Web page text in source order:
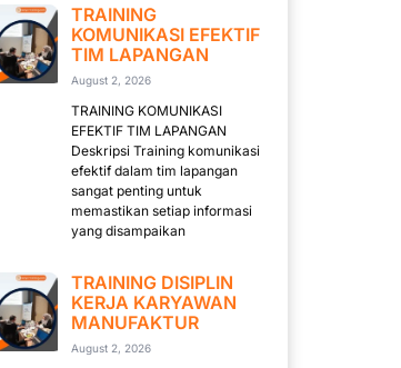
TRAINING
KOMUNIKASI EFEKTIF
TIM LAPANGAN
August 2, 2026
TRAINING KOMUNIKASI
EFEKTIF TIM LAPANGAN
Deskripsi Training komunikasi
efektif dalam tim lapangan
sangat penting untuk
memastikan setiap informasi
yang disampaikan
TRAINING DISIPLIN
KERJA KARYAWAN
MANUFAKTUR
August 2, 2026